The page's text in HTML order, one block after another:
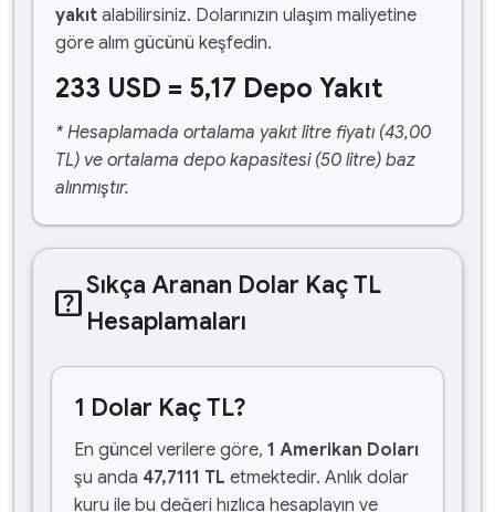
yakıt alabilirsiniz. Dolarınızın ulaşım maliyetine
göre alım gücünü keşfedin.
233 USD = 5,17 Depo Yakıt
* Hesaplamada ortalama yakıt litre fiyatı (43,00
TL) ve ortalama depo kapasitesi (50 litre) baz
alınmıştır.
help_centerSıkça Aranan Dolar Kaç TL
Hesaplamaları
1 Dolar Kaç TL?
En güncel verilere göre, 1 Amerikan Doları
şu anda 47,7111 TL etmektedir. Anlık dolar
kuru ile bu değeri hızlıca hesaplayın ve